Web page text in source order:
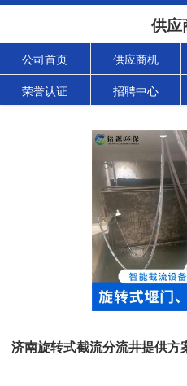
供应
公司首页 供应商机
荣誉认证 招聘中心
济南旋转式截流分流井提供方